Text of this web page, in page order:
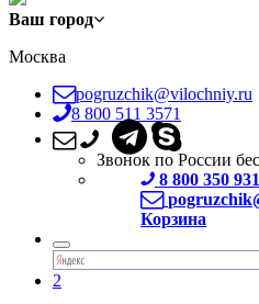
Ваш город
Москва
pogruzchik@vilochniy.ru
8 800 511 3571
Звонок по России
8 800 350
Корзина
2